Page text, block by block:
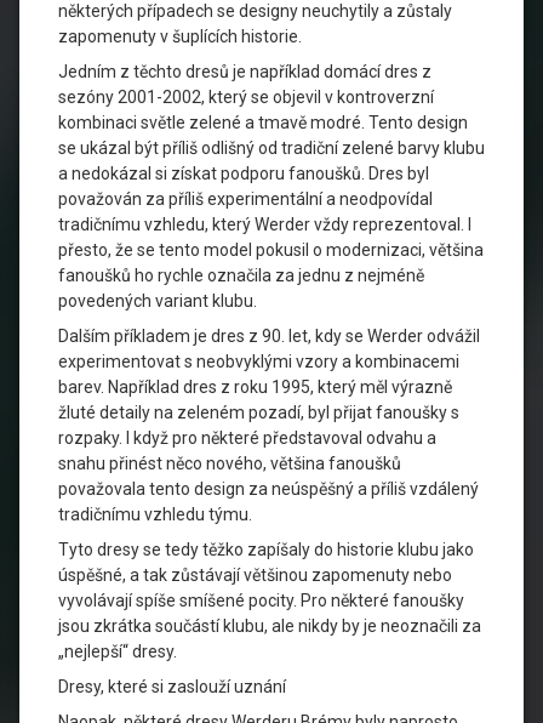
některých případech se designy neuchytily a zůstaly
zapomenuty v šuplících historie.
Jedním z těchto dresů je například domácí dres z
sezóny 2001-2002, který se objevil v kontroverzní
kombinaci světle zelené a tmavě modré. Tento design
se ukázal být příliš odlišný od tradiční zelené barvy klubu
a nedokázal si získat podporu fanoušků. Dres byl
považován za příliš experimentální a neodpovídal
tradičnímu vzhledu, který Werder vždy reprezentoval. I
přesto, že se tento model pokusil o modernizaci, většina
fanoušků ho rychle označila za jednu z nejméně
povedených variant klubu.
Dalším příkladem je dres z 90. let, kdy se Werder odvážil
experimentovat s neobvyklými vzory a kombinacemi
barev. Například dres z roku 1995, který měl výrazně
žluté detaily na zeleném pozadí, byl přijat fanoušky s
rozpaky. I když pro některé představoval odvahu a
snahu přinést něco nového, většina fanoušků
považovala tento design za neúspěšný a příliš vzdálený
tradičnímu vzhledu týmu.
Tyto dresy se tedy těžko zapíšaly do historie klubu jako
úspěšné, a tak zůstávají většinou zapomenuty nebo
vyvolávají spíše smíšené pocity. Pro některé fanoušky
jsou zkrátka součástí klubu, ale nikdy by je neoznačili za
„nejlepší“ dresy.
Dresy, které si zaslouží uznání